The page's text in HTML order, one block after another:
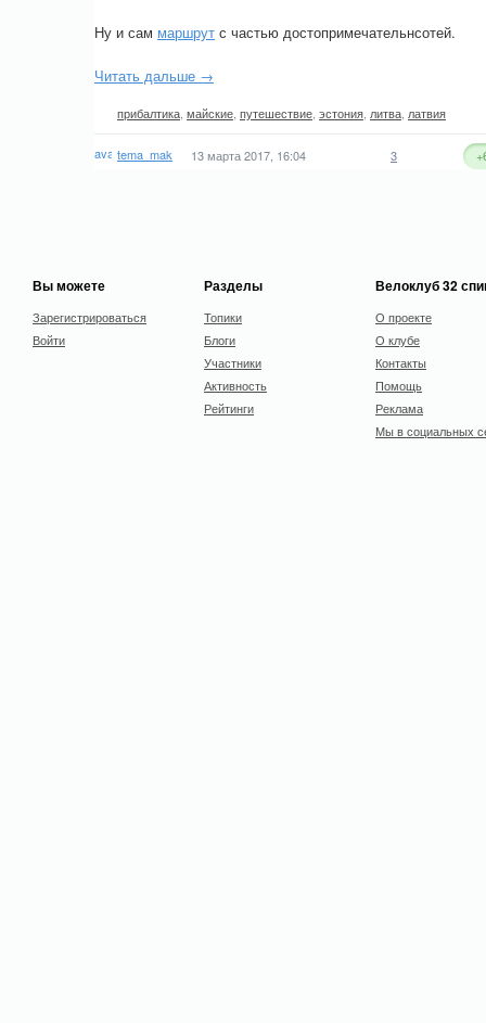
Ну и сам маршрут с частью достопримечательнсотей.
Читать дальше →
прибалтика майские путешествие эстония литва латвия
tema_mak 13 марта 2017, 16:04 3
Вы можете
Зарегистрироваться
Войти
Разделы
Топики
Блоги
Участники
Активность
Рейтинги
Велоклуб 32
О проекте
О клубе
Контакты
Помощь
Реклама
Мы в социальных